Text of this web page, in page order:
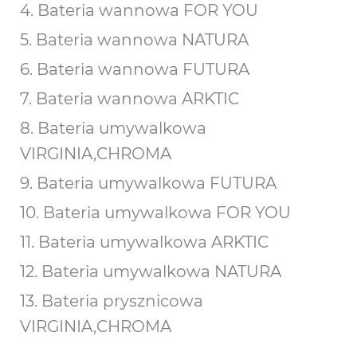
4. Bateria wannowa FOR YOU
5. Bateria wannowa NATURA
6. Bateria wannowa FUTURA
7. Bateria wannowa ARKTIC
8. Bateria umywalkowa
VIRGINIA,CHROMA
9. Bateria umywalkowa FUTURA
10. Bateria umywalkowa FOR YOU
11. Bateria umywalkowa ARKTIC
12. Bateria umywalkowa NATURA
13. Bateria prysznicowa
VIRGINIA,CHROMA